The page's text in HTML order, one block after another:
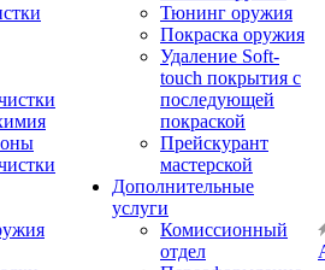
Тюнинг оружия
Покраска оружия
Удаление Soft-
touch покрытия с
последующей
покраской
Прейскурант
мастерской
Дополнительные
услуги
Комиссионный
отдел